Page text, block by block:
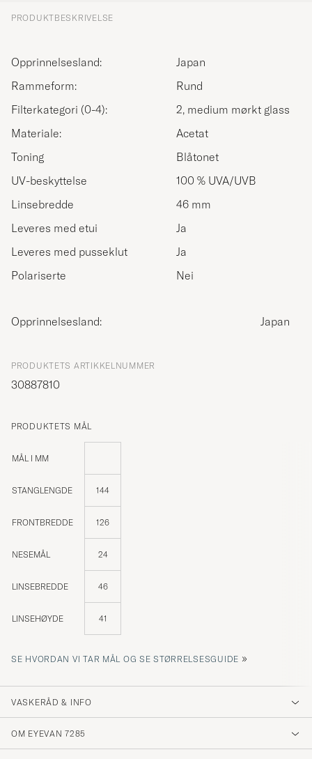
PRODUKTBESKRIVELSE
Opprinnelsesland:
Japan
Rammeform:
Rund
Filterkategori (0-4):
2, medium mørkt glass
Materiale:
Acetat
Toning
Blåtonet
UV-beskyttelse
100 % UVA/UVB
Linsebredde
46 mm
Leveres med etui
Ja
Leveres med pusseklut
Ja
Polariserte
Nei
Opprinnelsesland: Japan
PRODUKTETS ARTIKKELNUMMER
30887810
PRODUKTETS MÅL
MÅL I MM
STANGLENGDE 144
FRONTBREDDE 126
NESEMÅL 24
LINSEBREDDE 46
LINSEHØYDE 41
SE HVORDAN VI TAR MÅL OG SE STØRRELSESGUIDE »
VASKERÅD & INFO
OM EYEVAN 7285